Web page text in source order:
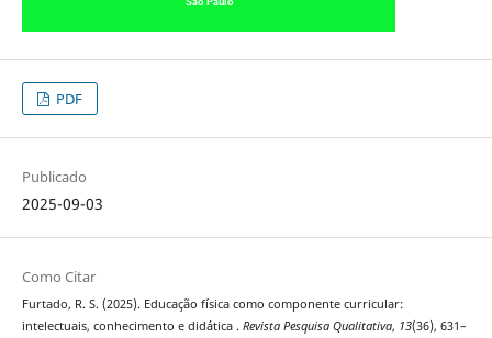
PDF
Publicado
2025-09-03
Como Citar
Furtado, R. S. (2025). Educação física como componente curricular:
intelectuais, conhecimento e didática . Revista Pesquisa Qualitativa, 13(36), 631–